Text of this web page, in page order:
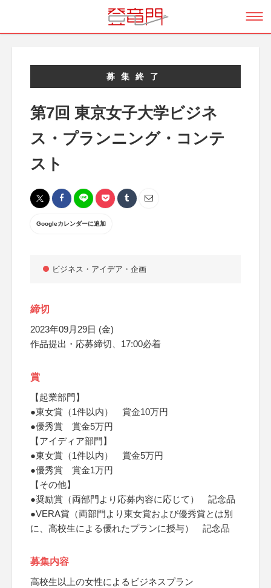
募集終了
第7回 東京女子大学ビジネ
ス・プランニング・コンテ
スト
Googleカレンダーに追加
ビジネス・アイデア・企画
締切
2023年09月29日 (金)
作品提出・応募締切、17:00必着
賞
【起業部門】
●東女賞（1件以内） 賞金10万円
●優秀賞 賞金5万円
【アイディア部門】
●東女賞（1件以内） 賞金5万円
●優秀賞 賞金1万円
【その他】
●奨励賞（両部門より応募内容に応じて） 記念品
●VERA賞（両部門より東女賞および優秀賞とは別
に、高校生による優れたプランに授与） 記念品
募集内容
高校生以上の女性によるビジネスプラン